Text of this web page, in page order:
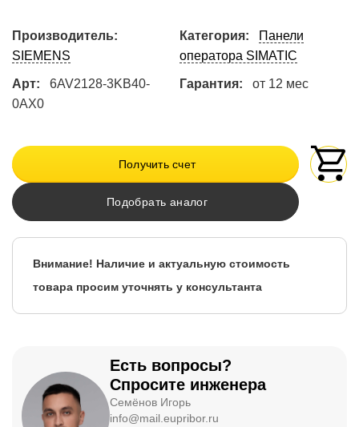
Производитель:
SIEMENS
Категория:
Панели
оператора SIMATIC
Арт:
6AV2128-3KB40-
0AX0
Гарантия: от 12 мес
Получить счет
Подобрать аналог
Внимание! Наличие и актуальную стоимость
товара просим уточнять у консультанта
Есть вопросы?
Спросите инженера
Семёнов Игорь
info@mail.eupribor.ru